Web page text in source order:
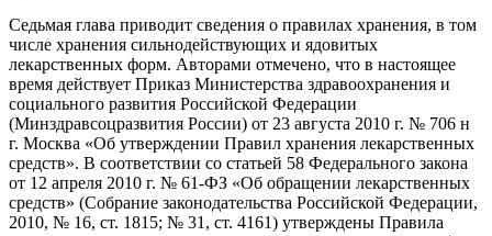
Седьмая глава приводит сведения о правилах хранения, в том
числе хранения сильнодействующих и ядовитых
лекарственных форм. Авторами отмечено, что в настоящее
время действует Приказ Министерства здравоохранения и
социального развития Российской Федерации
(Минздравсоцразвития России) от 23 августа 2010 г. № 706 н
г. Москва «Об утверждении Правил хранения лекарственных
средств». В соответствии со статьей 58 Федерального закона
от 12 апреля 2010 г. № 61-ФЗ «Об обращении лекарственных
средств» (Собрание законодательства Российской Федерации,
2010, № 16, ст. 1815; № 31, ст. 4161) утверждены Правила